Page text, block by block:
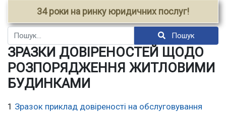
34 роки на ринку юридичних послуг!
Пошук Пошук
ЗРАЗКИ ДОВІРЕНОСТЕЙ ЩОДО
РОЗПОРЯДЖЕННЯ ЖИТЛОВИМИ
БУДИНКАМИ
1 Зразок приклад довіреності на обслуговування